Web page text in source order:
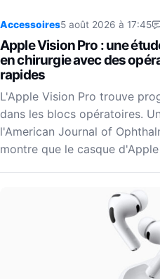
Accessoires5 août 2026 à 17:45
Apple Vision Pro : une
en chirurgie avec des
rapides
L'Apple Vision Pro trouve
dans les blocs opératoires.
l'American Journal of
montre que le casque